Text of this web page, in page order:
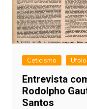
Ceticismo
Entrevista
Rodolpho
Santos